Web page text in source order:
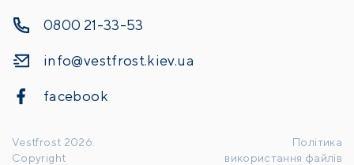
0800 21-33-53
info@vestfrost.kiev.ua
facebook
Vestfrost 2026
Copyright
Політика
використання файлів